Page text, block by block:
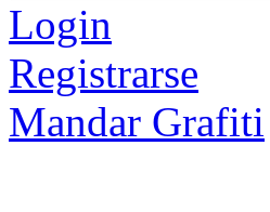
Login
Registrarse
Mandar Grafiti